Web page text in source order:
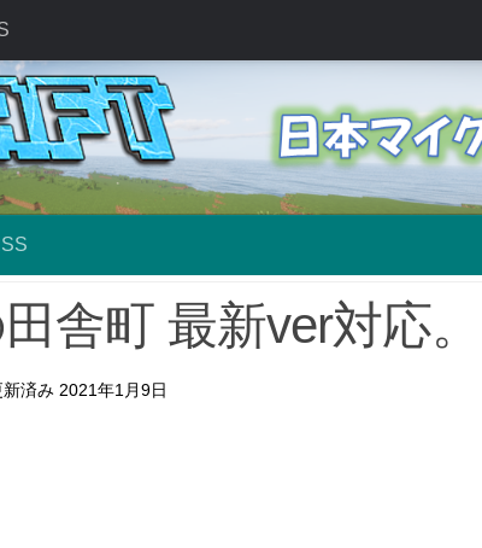
舎町 最新ver対応。
新済み 2021年1月9日